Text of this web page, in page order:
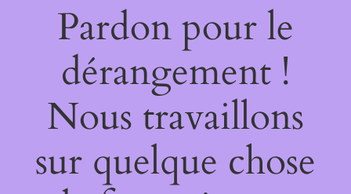
Pardon pour le
dérangement !
Nous travaillons
sur quelque chose